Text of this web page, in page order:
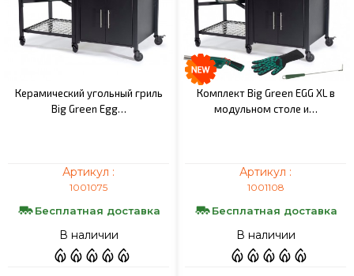
Керамический угольный гриль
Big Green Egg…
Артикул :
1001075
Бесплатная доставка
В наличии
Комплект Big Green EGG XL в
модульном столе и…
Артикул :
1001108
Бесплатная доставка
В наличии